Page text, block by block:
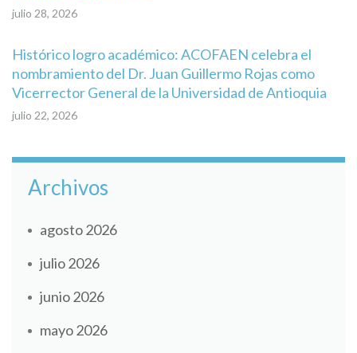
julio 28, 2026
Histórico logro académico: ACOFAEN celebra el
nombramiento del Dr. Juan Guillermo Rojas como
Vicerrector General de la Universidad de Antioquia
julio 22, 2026
Archivos
agosto 2026
julio 2026
junio 2026
mayo 2026